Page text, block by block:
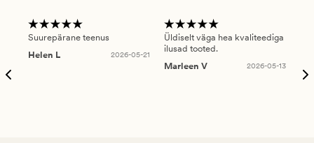
Suurepärane teenus
Helen L
2026-05-21
Üldiselt väga hea kvaliteediga
ilusad tooted.
Marleen V
2026-05-13